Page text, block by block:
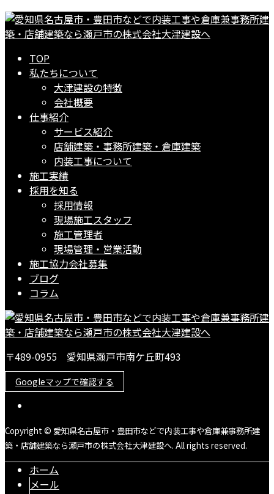
TOP
私たちについて
大津建設の特徴
会社概要
仕事紹介
サービス紹介
店舗建築・事務所建築・倉庫建築
内装工事について
施工実績
採用を知る
採用情報
現場施工スタッフ
施工管理者
現場管理・営業活動
施工協力会社募集
ブログ
コラム
〒489-0955 愛知県瀬戸市南ケ丘町493
Googleマップで確認する
Copyright © 愛知県名古屋市・豊田市などで内装工事や倉庫兼事務所建
築・店舗建築なら瀬戸市の株式会社大津建設へ. All rights reserved.
ホーム
メール